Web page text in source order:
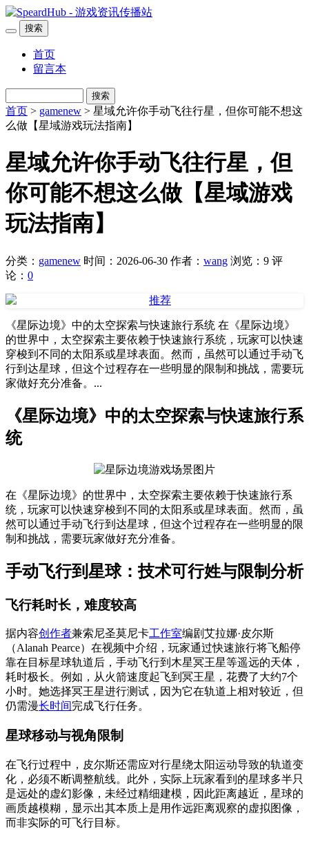
搜索
首页
留言本
搜索
首页 > gamenew > 星域允许你手动飞往行星，但你可能不想这
么做【星域游戏玩法指南】
星域允许你手动飞往行星，但
你可能不想这么做【星域游戏
玩法指南】
分类： gamenew 时间：2026-06-30 作者： wang 浏览：9 评
论： 0
《星际边境》中的太空探索与快速旅行系统 在《星际边境》
的世界中，太空探索主要依赖于快速旅行系统，玩家可以快速
穿梭到不同的太阳系或星球表面。然而，虽然可以通过手动飞
行到达星球，但这个过程存在一些明显的限制和挑战，需要玩
家做好充分准备。...
《星际边境》中的太空探索与快速旅行系
统
在《星际边境》的世界中，太空探索主要依赖于快速旅行系
统，玩家可以快速穿梭到不同的太阳系或星球表面。然而，虽
然可以通过手动飞行到达星球，但这个过程存在一些明显的限
制和挑战，需要玩家做好充分准备。
手动飞行到星球：技术可行姓与限制分析
飞行耗时长，难度较高
据内容创作者兼索尼圣莫尼卡工作室编剧艾拉娜·皮尔斯
（Alanah Pearce）在视频中介绍，玩家通过快速旅行将飞船停
靠在目标星球轨道后，手动飞行到木星冥王星等遥远的天体，
耗时极长。例如，从火箭速度起飞到冥王星，花费了大约7个
小时。她选择冥王星进行测试，因为它在轨道上相对较近，但
仍需漫长时间完成飞行任务。
星球移动与视角限制
在飞行过程中，皮尔斯还需应对行星绕太阳运动导致的轨道变
化，必须不断调整航线。此外，实际上玩家看到的星球多半只
是远处的虚幻影像，未经过精细建模，因此距离越近，星球的
画质越模糊，显示出其本质上是用作远距离观察的虚拟图像，
而非实际的可飞行目标。